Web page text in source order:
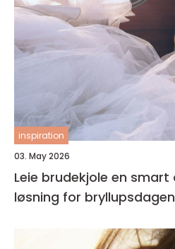
inspiration
03. May 2026
Leie brudekjole en smart og bærekraftig
løsning for bryllupsdagen